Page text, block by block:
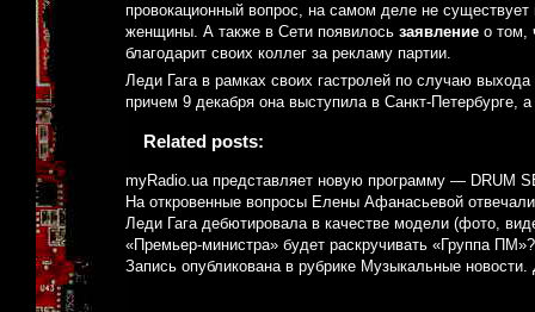
провокационный вопрос, на самом деле не
женщины. А также в Сети появилось заявление о том,
благодарит своих коллег за рекламу партии.
Леди Гага в рамках своих гастролей по случаю
причем 9 декабря она выступила в Санкт-Петербурге,
Related posts:
myRadio.ua представляет новую программу — DRUM
На откровенные вопросы Елены Афанасьевой
Леди Гага дебютировала в качестве модели (фото,
«Премьер-министра» будет раскручивать «Группа
Запись опубликована в рубрике Музыкальные новости.